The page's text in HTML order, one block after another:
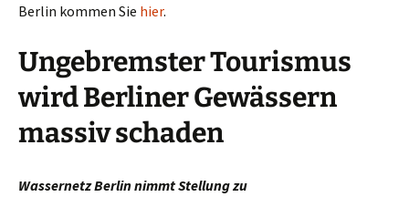
Berlin kommen Sie hier.
Ungebremster Tourismus
wird Berliner Gewässern
massiv schaden
Wassernetz Berlin nimmt Stellung zu